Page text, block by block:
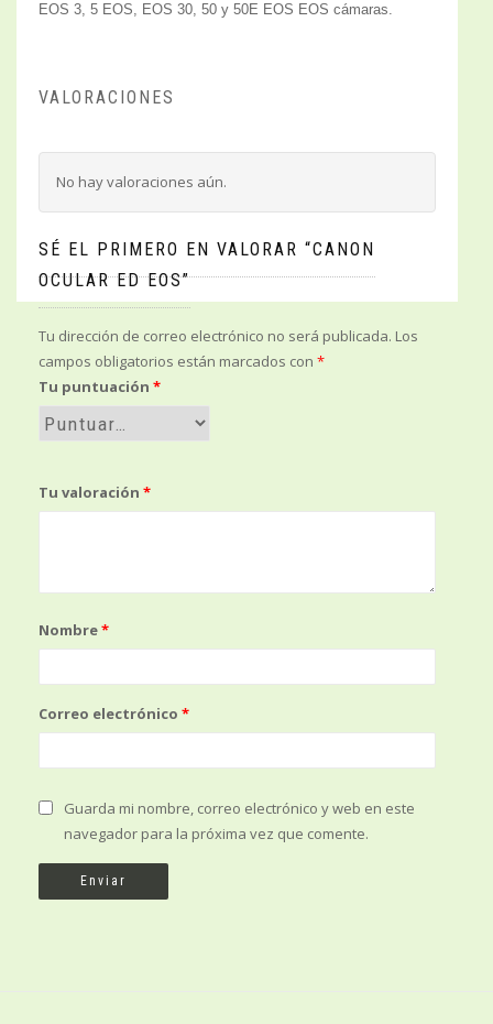
EOS 3, 5 EOS, EOS 30, 50 y 50E EOS EOS cámaras.
VALORACIONES
No hay valoraciones aún.
SÉ EL PRIMERO EN VALORAR “CANON
OCULAR ED EOS”
Tu dirección de correo electrónico no será publicada. Los
campos obligatorios están marcados con *
Tu puntuación *
Tu valoración *
Nombre*
Correo electrónico *
Guarda mi nombre, correo electrónico y web en este
navegador para la próxima vez que comente.